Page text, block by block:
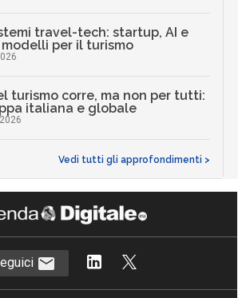
travel-tech: startup, AI e
per il turismo
turismo corre, ma non per tutti:
italiana e globale
Vedi tutti gli approfondimenti >